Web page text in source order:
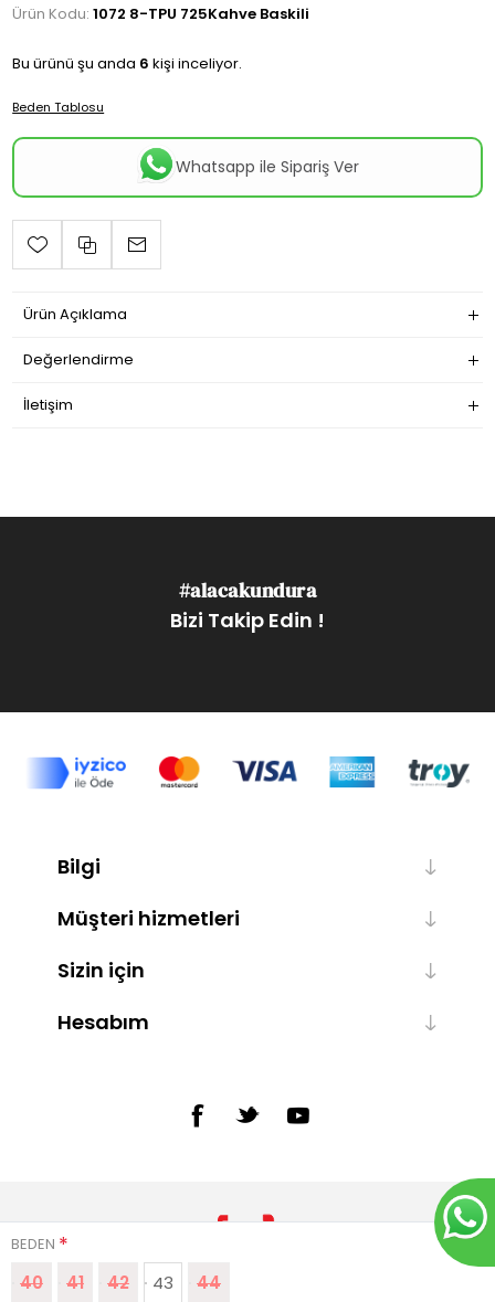
Ürün Kodu: 1072 8-TPU 725Kahve Baskili
BEDEN *
40 41 42 43 44
Bu ürünü şu anda 6 kişi inceliyor.
Beden Tablosu
Whatsapp ile Sipariş Ver
Ürün Açıklama
Değerlendirme
İletişim
#alacakundura
Bizi Takip Edin !
Bilgi
Müşteri hizmetleri
Sizin için
Hesabım